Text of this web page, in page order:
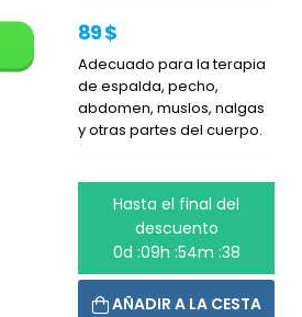
89 $
Adecuado para la terapia
de espalda, pecho,
abdomen, muslos, nalgas
y otras partes del cuerpo.
Hasta el final del
descuento
0d :09h :54m :38
AÑADIR A LA CESTA